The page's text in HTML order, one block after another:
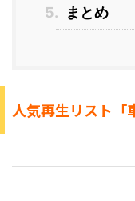
5.
まとめ
人気再生リスト「